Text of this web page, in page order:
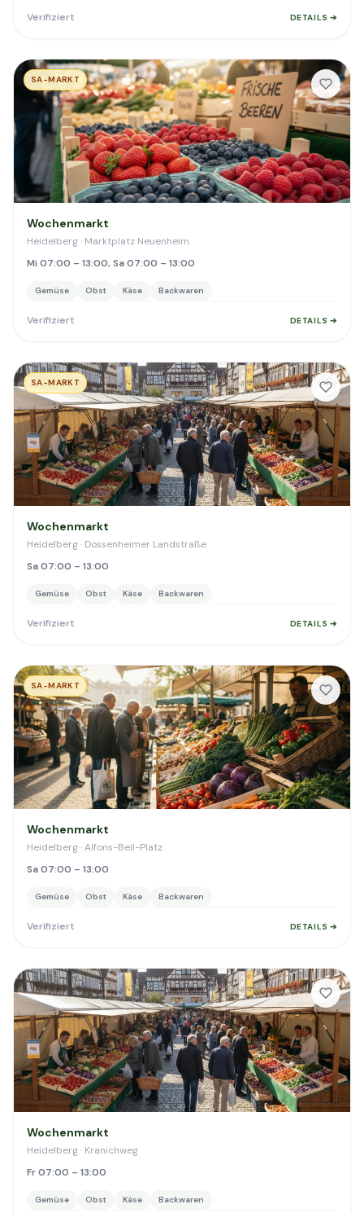
Verifiziert DETAILS ➔
SA-MARKT
Wochenmarkt
Heidelberg · Marktplatz Neuenheim
Mi 07:00 – 13:00, Sa 07:00 – 13:00
Gemüse Obst Käse Backwaren
Verifiziert DETAILS ➔
SA-MARKT
Wochenmarkt
Heidelberg · Dossenheimer Landstraße
Sa 07:00 – 13:00
Gemüse Obst Käse Backwaren
Verifiziert DETAILS ➔
SA-MARKT
Wochenmarkt
Heidelberg · Alfons-Beil-Platz
Sa 07:00 – 13:00
Gemüse Obst Käse Backwaren
Verifiziert DETAILS ➔
Wochenmarkt
Heidelberg · Kranichweg
Fr 07:00 – 13:00
Gemüse Obst Käse Backwaren